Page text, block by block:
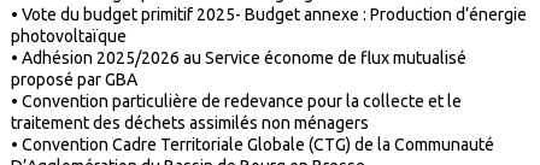
• Vote du budget primitif 2025- Budget annexe : Production d’énergie
photovoltaïque
• Adhésion 2025/2026 au Service économe de flux mutualisé
proposé par GBA
• Convention particulière de redevance pour la collecte et le
traitement des déchets assimilés non ménagers
• Convention Cadre Territoriale Globale (CTG) de la Communauté